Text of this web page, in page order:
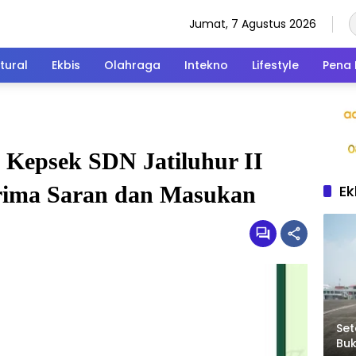
Jumat, 7 Agustus 2026
Ekbis Olahraga Intekno Lifestyle Pena
SDN Jatiluhur II
Saran dan Masukan